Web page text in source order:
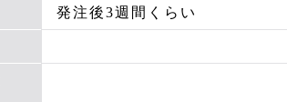
発注後3週間くらい